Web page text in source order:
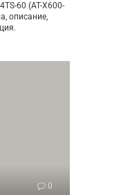
60 (AT-X600-
описание,
0